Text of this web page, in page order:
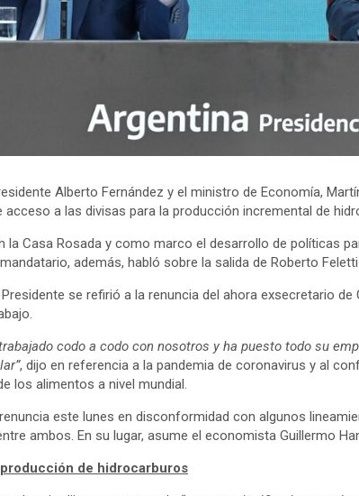
Alberto Fernández y el ministro de Economía,
acceso a las divisas para la producción incremental de
la Casa Rosada y como marco el desarrollo de políticas
además, habló sobre la salida de Roberto
se refirió a la renuncia del ahora exsecretario de
codo a codo con nosotros y ha puesto todo su
, dijo en referencia a la pandemia de coronavirus y al
los alimentos a nivel mundial.
este lunes en disconformidad con algunos
ambos. En su lugar, asume el economista Guillermo
de hidrocarburos